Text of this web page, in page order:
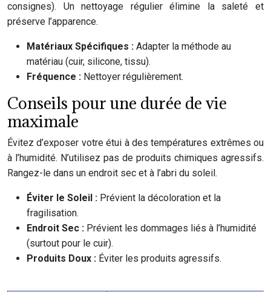
consignes). Un nettoyage régulier élimine la saleté et
préserve l’apparence.
Matériaux Spécifiques : Adapter la méthode au
matériau (cuir, silicone, tissu).
Fréquence : Nettoyer régulièrement.
Conseils pour une durée de vie
maximale
Évitez d’exposer votre étui à des températures extrêmes ou
à l’humidité. N’utilisez pas de produits chimiques agressifs.
Rangez-le dans un endroit sec et à l’abri du soleil.
Éviter le Soleil : Prévient la décoloration et la
fragilisation.
Endroit Sec : Prévient les dommages liés à l’humidité
(surtout pour le cuir).
Produits Doux : Éviter les produits agressifs.